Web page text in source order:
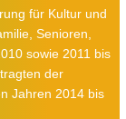
für Kultur und
Senioren,
sowie 2011 bis
der
Jahren 2014 bis